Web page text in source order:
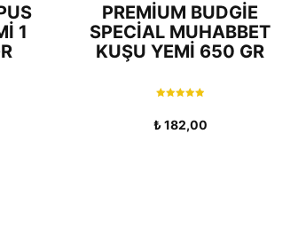
1
PREMIUM BUDGIE
SPECIAL MUHABBET
KUŞU YEMI 650 GR
oy aldı
₺182,00